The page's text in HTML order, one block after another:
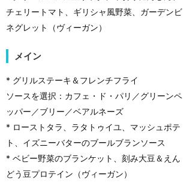
チェリートマト、ギリシャ風野菜、ガーデンビ
ネグレット（ヴィーガン）
メイン
* グリルステーキ＆フレンチフライ
ソースを選択：カフェ・ド・パリ／グリーンペ
ッパー／ブリー／ベアルネーズ
* ローストタラ、ラタトゥイユ、マッシュポテ
ト、イズニーバターのブールブランソース
* ベビー野菜のブランケット、刻み大豆＆えん
どう豆プロテイン（ヴィーガン）